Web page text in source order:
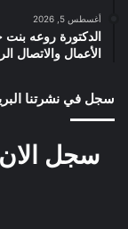
أغسطس 5, 2026
الدكتورة روعه
الأعمال والاتصال
سجل في نشرتنا
سجل الان